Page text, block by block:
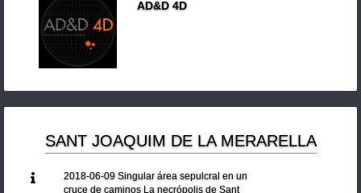
AD&D 4D
SANT JOAQUIM DE LA MERARELLA
2018-06-09 Singular área sepulcral en un
cruce de caminos La necrópolis de Sant